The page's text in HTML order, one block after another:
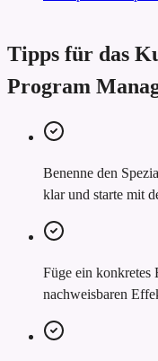
Tipps für das
Program
Benenne den
klar und starte mit
Füge ein konkretes
nachweisbaren